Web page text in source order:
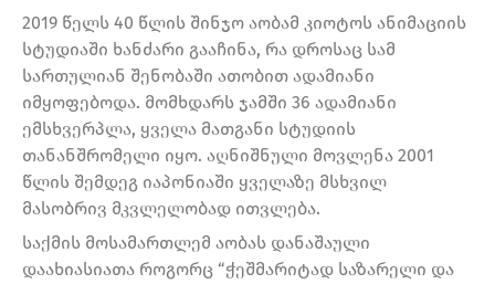
2019 წელს 40 წლის შინჯო აობამ კიოტოს ანიმაციის
სტუდიაში ხანძარი გააჩინა, რა დროსაც სამ
სართულიან შენობაში ათობით ადამიანი
იმყოფებოდა. მომხდარს ჯამში 36 ადამიანი
ემსხვერპლა, ყველა მათგანი სტუდიის
თანანშრომელი იყო. აღნიშნული მოვლენა 2001
წლის შემდეგ იაპონიაში ყველაზე მსხვილ
მასობრივ მკვლელობად ითვლება.
საქმის მოსამართლემ აობას დანაშაული
დაახიასიათა როგორც “ჭეშმარიტად საზარელი და